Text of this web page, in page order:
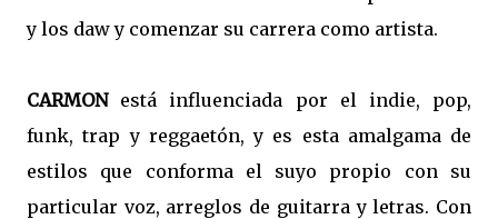
y los daw y comenzar su carrera como artista.
CARMON está influenciada por el indie, pop,
funk, trap y reggaetón, y es esta amalgama de
estilos que conforma el suyo propio con su
particular voz, arreglos de guitarra y letras. Con